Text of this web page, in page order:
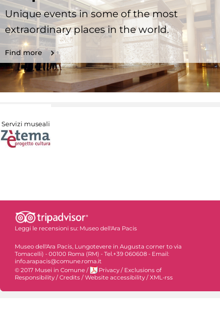
Unique events in some of the most
extraordinary places in the world.
Find more
Servizi museali
Leggi le recensioni su: Museo dell'Ara Pacis
Museo dell'Ara Pacis, Lungotevere in Augusta corner to via
Tomacelli) - 00100 Roma (RM) - Tel.+39 060608 - Email:
info.arapacis@comune.roma.it
© 2017 Musei in Comune / Privacy / Exclusions of
Responsibility /Credits /Website accessibility /XML-rss